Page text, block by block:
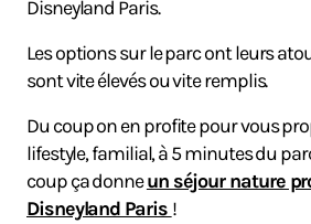
Disneyland Paris.
Les options sur le parc ont leurs
sont vite élevés ou vite remplis.
Du coup on en profite pour vous
lifestyle, familial, à 5 minutes du
coup ça donneun séjour nature
Disneyland Paris !